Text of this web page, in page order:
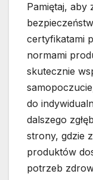
Pamiętaj, aby
certyfikatami
normami
skutecznie
do
dalszego
strony, gdzie
produktów
potrzeb